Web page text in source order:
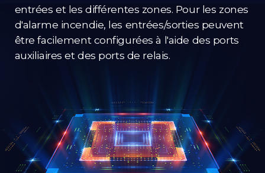
entrées et les différentes zones. Pour les zones
d'alarme incendie, les entrées/sorties peuvent
être facilement configurées à l'aide des ports
auxiliaires et des ports de relais.